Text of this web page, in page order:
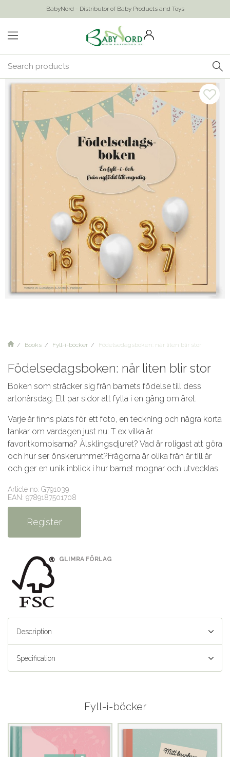
BabyNord - Distributor of Baby Products and Toys
Books Fyll-i-böcker Födelsedagsboken: när liten blir stor
Födelsedagsboken: när liten blir stor
Boken som sträcker sig från barnets födelse till dess
artonårsdag. Ett par sidor att fylla i en gång om året.
Varje år finns plats för ett foto, en teckning och några korta
tankar om vardagen just nu: T ex vilka är
favoritkompisarna? Älsklingsdjuret? Vad är roligast att göra
och hur ser önskerummet?Frågorna är olika från år till år
och ger en unik inblick i hur barnet mognar och utvecklas.
Article no: G791039
EAN: 9789187501708
Register
GLIMRA FÖRLAG
Description
Specification
Fyll-i-böcker